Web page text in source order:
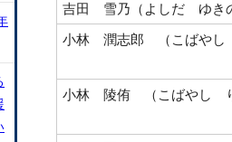
吉田 雪乃（よしだ ゆき
小林 潤志郎 （こばやし
小林 陵侑 （こばやし り